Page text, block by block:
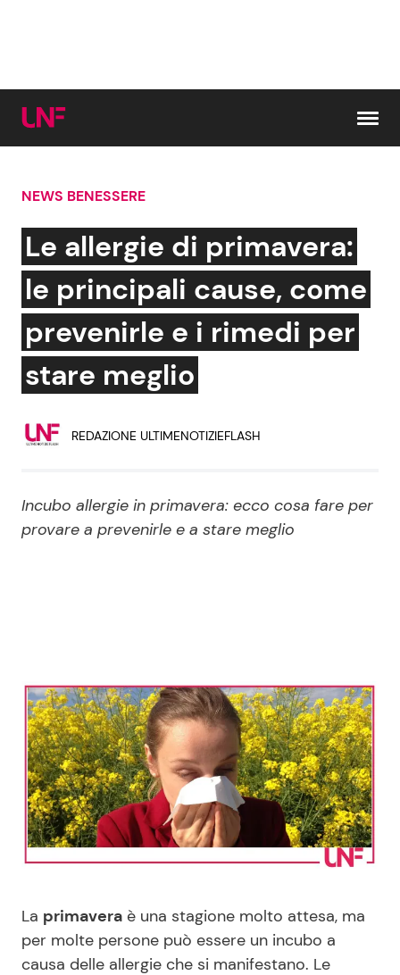
Cerca:
News e Cronaca
Attualità Italiana
Dal Mondo
Politica
Gossip e TV
Bellezze VIP
Reality e Talent
News Musica
News Spettacolo
Benessere
Moda e Style
Cucina e Ricette
Consigli di Cucina
Dolci
NEWS BENESSERE
Le allergie di primavera:
le principali cause, come
prevenirle e i rimedi per
stare meglio
REDAZIONE ULTIMENOTIZIEFLASH
Incubo allergie in primavera: ecco cosa fare per
provare a prevenirle e a stare meglio
La primavera è una stagione molto attesa, ma
per molte persone può essere un incubo a
causa delle allergie che si manifestano. Le